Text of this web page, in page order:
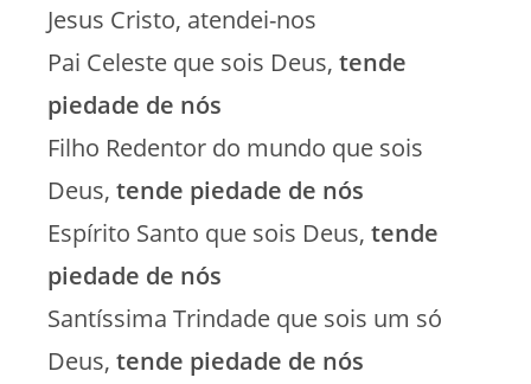
Jesus Cristo, atendei-nos
Pai Celeste que sois Deus, tende
piedade de nós
Filho Redentor do mundo que sois
Deus, tende piedade de nós
Espírito Santo que sois Deus, tende
piedade de nós
Santíssima Trindade que sois um só
Deus, tende piedade de nós